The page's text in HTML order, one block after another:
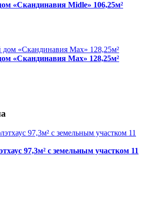
«Скандинавия Midle» 106,25м²
«Скандинавия Max» 128,25м²
97,3м² с земельным участком 11